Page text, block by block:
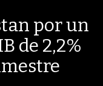
por un
de 2,2%